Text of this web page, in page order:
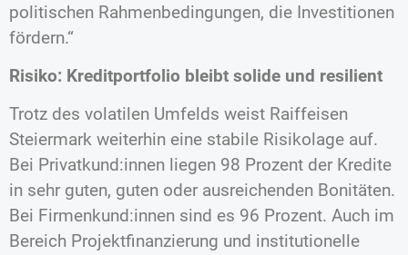
politischen Rahmenbedingungen, die Investitionen
fördern.“
Risiko: Kreditportfolio bleibt solide und resilient
Trotz des volatilen Umfelds weist Raiffeisen
Steiermark weiterhin eine stabile Risikolage auf.
Bei Privatkund:innen liegen 98 Prozent der Kredite
in sehr guten, guten oder ausreichenden Bonitäten.
Bei Firmenkund:innen sind es 96 Prozent. Auch im
Bereich Projektfinanzierung und institutionelle